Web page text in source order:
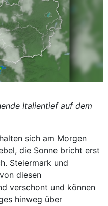
Italientief auf dem
sich am Morgen
die Sonne bricht erst
Steiermark und
diesen
verschont und können
hinweg über